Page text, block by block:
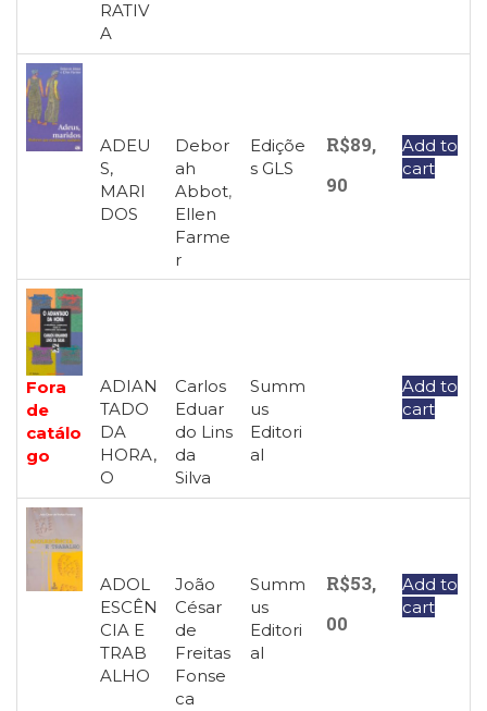
RATIV
A
ADEU
S,
MARI
DOS
Debor
ah
Abbot,
Ellen
Farme
r
Ediçõe
s GLS
R$89,
90
Add to
cart
Fora
de
catálo
go
ADIAN
TADO
DA
HORA,
O
Carlos
Eduar
do Lins
da
Silva
Summ
us
Editori
al
Add to
cart
ADOL
ESCÊN
CIA E
TRAB
ALHO
João
César
de
Freitas
Fonse
ca
Summ
us
Editori
al
R$53,
00
Add to
cart